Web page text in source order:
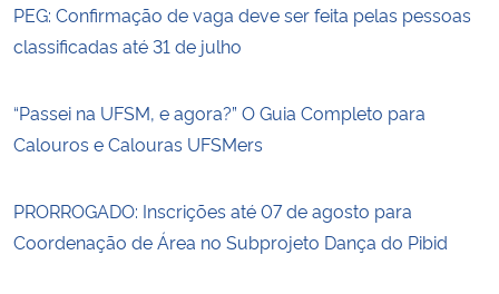
PEG: Confirmação de vaga deve ser feita pelas pessoas
classificadas até 31 de julho
“Passei na UFSM, e agora?” O Guia Completo para
Calouros e Calouras UFSMers
PRORROGADO: Inscrições até 07 de agosto para
Coordenação de Área no Subprojeto Dança do Pibid